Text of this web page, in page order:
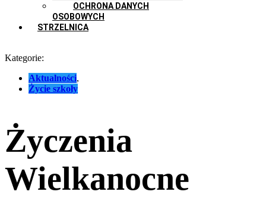
OCHRONA DANYCH
OSOBOWYCH
STRZELNICA
Kategorie:
Aktualności,
Życie szkoły
Życzenia
Wielkanocne